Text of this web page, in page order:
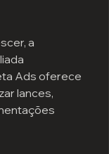
a
Ads oferece
lances,